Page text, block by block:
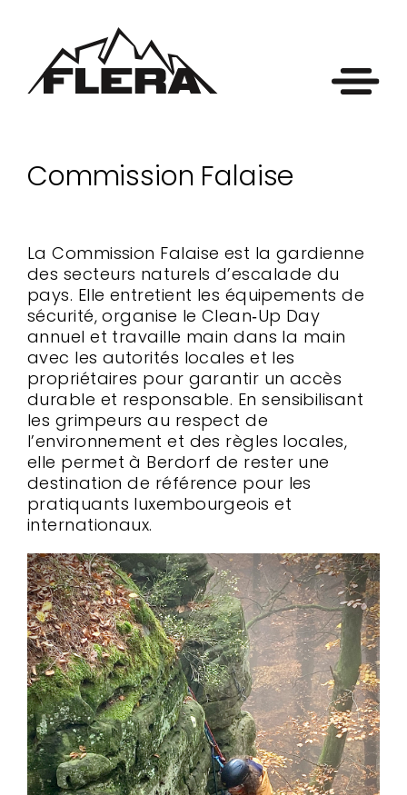
Commission Falaise
La Commission Falaise est la gardienne
des secteurs naturels d’escalade du
pays. Elle entretient les équipements de
sécurité, organise le Clean‑Up Day
annuel et travaille main dans la main
avec les autorités locales et les
propriétaires pour garantir un accès
durable et responsable. En sensibilisant
les grimpeurs au respect de
l’environnement et des règles locales,
elle permet à Berdorf de rester une
destination de référence pour les
pratiquants luxembourgeois et
internationaux.